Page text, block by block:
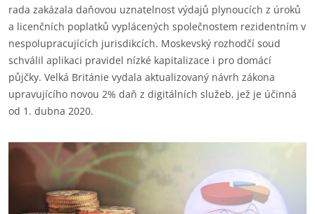
rada zakázala daňovou uznatelnost výdajů plynoucích z úroků
a licenčních poplatků vyplácených společnostem rezidentním v
nespolupracujících jurisdikcích. Moskevský rozhodčí soud
schválil aplikaci pravidel nízké kapitalizace i pro domácí
půjčky. Velká Británie vydala aktualizovaný návrh zákona
upravujícího novou 2% daň z digitálních služeb, jež je účinná
od 1. dubna 2020.